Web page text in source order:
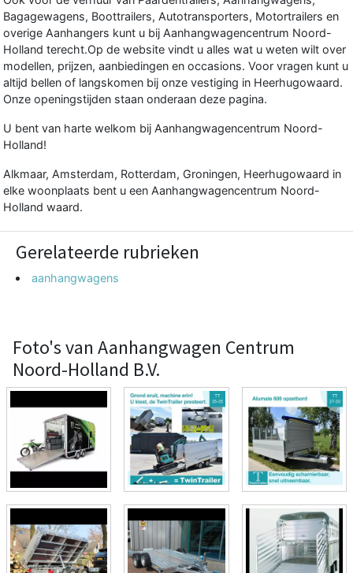
Bagagewagens, Boottrailers, Autotransporters, Motortrailers en
overige Aanhangers kunt u bij Aanhangwagencentrum Noord-
Holland terecht.Op de website vindt u alles wat u weten wilt over
modellen, prijzen, aanbiedingen en occasions. Voor vragen kunt u
altijd bellen of langskomen bij onze vestiging in Heerhugowaard.
Onze openingstijden staan onderaan deze pagina.
U bent van harte welkom bij Aanhangwagencentrum Noord-
Holland!
Alkmaar, Amsterdam, Rotterdam, Groningen, Heerhugowaard in
elke woonplaats bent u een Aanhangwagencentrum Noord-
Holland waard.
Gerelateerde rubrieken
aanhangwagens
Foto's van Aanhangwagen Centrum
Noord-Holland B.V.